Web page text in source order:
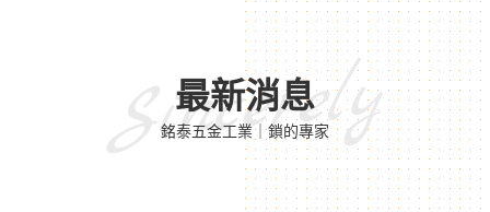
最新消息
銘泰五金工業｜鎖的專家
Sincerely